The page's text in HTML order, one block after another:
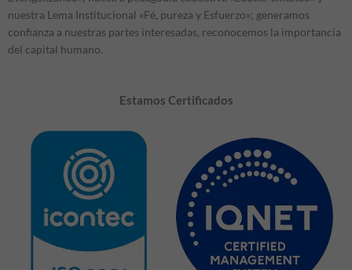
nuestra Lema Institucional «Fé, pureza y Esfuerzo»; generamos
confianza a nuestras partes interesadas, reconocemos la importancia
del capital humano.
Estamos Certificados